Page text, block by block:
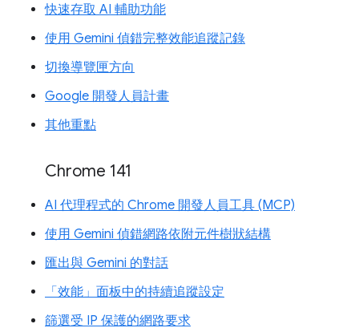
快速存取 AI 輔助功能
使用 Gemini 偵錯完整效能追蹤記錄
切換導覽匣方向
Google 開發人員計畫
其他重點
Chrome 141
AI 代理程式的 Chrome 開發人員工具 (MCP)
使用 Gemini 偵錯網路依附元件樹狀結構
匯出與 Gemini 的對話
「效能」面板中的持續追蹤設定
篩選受 IP 保護的網路要求